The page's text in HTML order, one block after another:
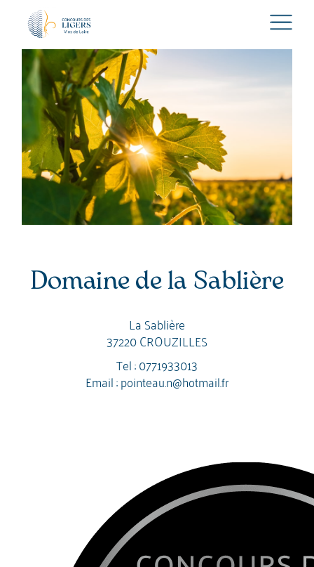
Domaine de la Sablière
La Sablière
37220 CROUZILLES
Tel :0771933013
Email :pointeau.n@hotmail.fr